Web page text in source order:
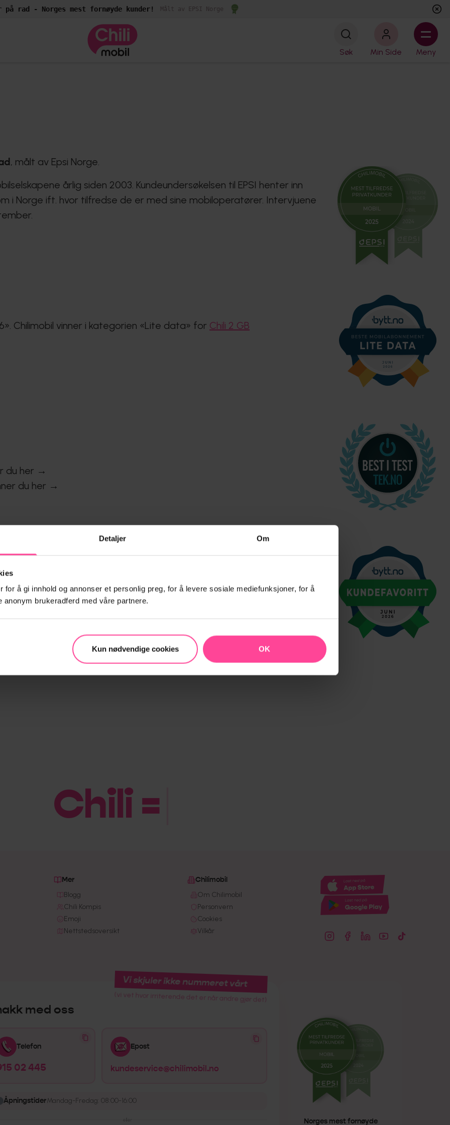
Detaljer Om
for å gi innhold og annonser et personlig preg, for å levere sosiale mediefunksjoner, for å
brukeradferd med våre partnere.
Kun nødvendige cookies OK
på rad - Norges mest fornøyde kunder! Målt av EPSI Norge
Søk Min Side Meny
, målt av Epsi Norge.
årlig siden 2003. Kundeundersøkelsen til EPSI henter inn
i Norge ift. hvor tilfredse de er med sine mobiloperatører. Intervjuene
Chilimobil vinner i kategorien «Lite data» for Chili 2 GB
du her →
du her →
Chili = Billig
Mer
Blogg
Chili Kompis
Emoji
Nettstedsoversikt
Chilimobil
Om Chilimobil
Personvern
Cookies
Vilkår
Vi skjuler ikke nummeret vårt
(vi vet hvor irriterende det er når andre gjør det)
med oss
Telefon
02 445
Epost
kundeservice@chilimobil.no
ÅpningstiderMandag-Fredag: 08:00-16:00
Norges mest fornøyde